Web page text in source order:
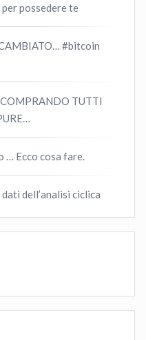
possedere te
#bitcoin
TUTTI
… Ecco cosa fare.
dell’analisi ciclica